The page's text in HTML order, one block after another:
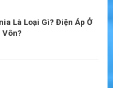
Là Loại Gì? Điện Áp Ở